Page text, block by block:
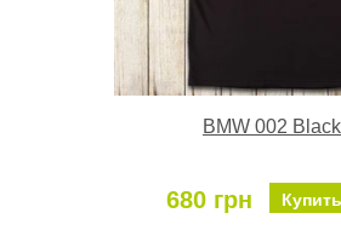
BMW 002 Black
680 грн Купить